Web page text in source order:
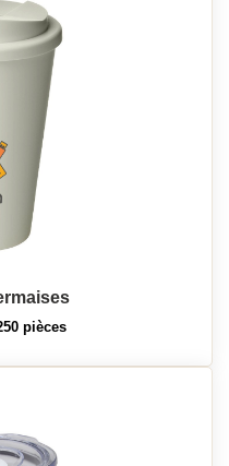
pièces